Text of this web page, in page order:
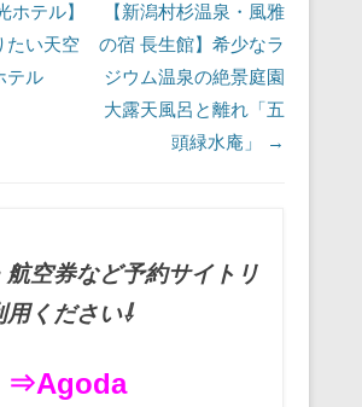
ション
ホテル】
たい天空
テル
【新潟村杉温泉・風雅
の宿 長生館】希少なラ
ジウム温泉の絶景庭園
大露天風呂と離れ「五
頭緑水庵」
→
航空券など予約サイトリ
用ください⇩
⇒Agoda